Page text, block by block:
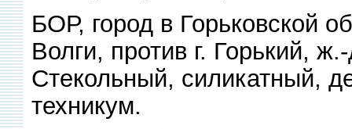
БОР, город в Горьковской
Волги, против г. Горький,
Стекольный, силикатный,
техникум.